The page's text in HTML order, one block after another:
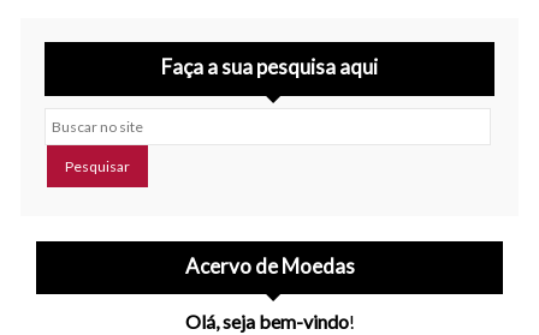
Faça a sua pesquisa aqui
Buscar no site
Acervo de Moedas
Olá, seja bem-vindo!